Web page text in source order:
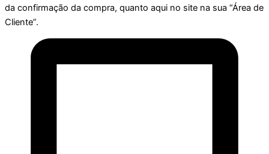
da confirmação da compra, quanto aqui no site na sua “Área de
Cliente”.